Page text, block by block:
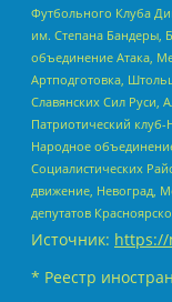
Футбольного Клуба
им. Степана Бандеры,
объединение Атака,
Артподготовка,
Славянских Сил Руси,
Патриотический
Народное
Социалистических
движение, Невоград,
депутатов
Источник: https://
* Реестр